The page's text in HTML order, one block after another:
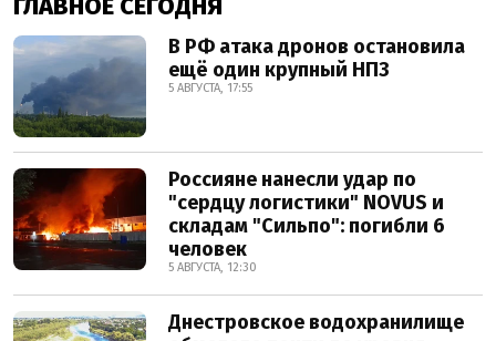
ГЛАВНОЕ СЕГОДНЯ
В РФ атака дронов остановила
ещё один крупный НПЗ
5 АВГУСТА, 17:55
Россияне нанесли удар по
"сердцу логистики" NOVUS и
складам "Сильпо": погибли 6
человек
5 АВГУСТА, 12:30
Днестровское водохранилище